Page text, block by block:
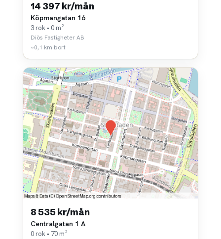
14 397 kr/mån
Köpmangatan 16
3 rok • 0 m²
Diös Fastigheter AB
~0,1 km bort
8 535 kr/mån
Centralgatan 1 A
0 rok • 70 m²